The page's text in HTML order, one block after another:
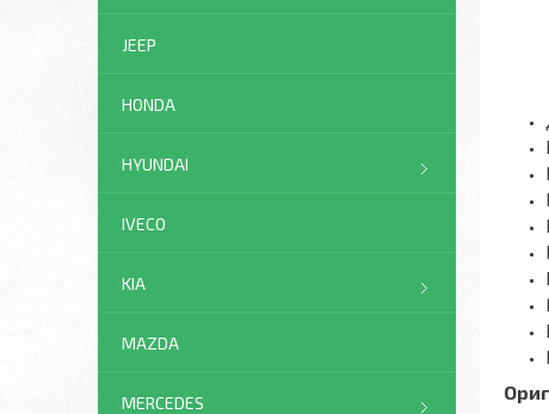
JEEP
HONDA
HYUNDAI
IVECO
KIA
MAZDA
MERCEDES